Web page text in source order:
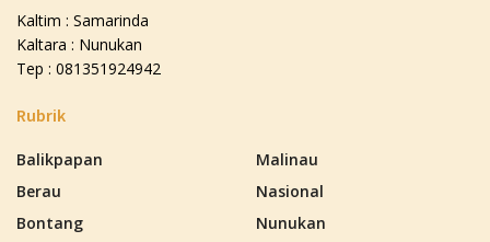
Kaltim : Samarinda
Kaltara : Nunukan
Tep : 081351924942
Rubrik
Balikpapan
Berau
Bontang
Malinau
Nasional
Nunukan